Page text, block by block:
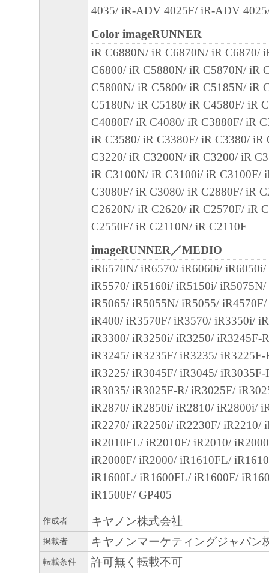
の可能性について知らされていた場合でも
(3) キヤノン、キヤノンのライセンサー、
社、キヤノンの関連会社、それらの販売代
店のいずれも、「本ソフトウェア」、また
ェア」の使用に起因または関連してお客様
に生じたいかなる紛争についても、一切責
のとします。
８．契約期間
(1) 本契約書は、お客様が、『同意』を示
クリックした時点、または「本ソフトウェ
ールした時点で発効し、下記(2)または(3)
まで有効に存続します。
(2) お客様は、「本ソフトウェア」および
ることができます。
(3) お客様が本契約書のいずれかの条項に
契約書は直ちに終了します。
(4) お客様は、上記(3)によって本契約書が
やかに、「本ソフトウェア」およびその複
廃棄または消去するものとします。
(5) 上記にかかわらず、本契約書第2条、第
で、第8条第4項および第10条の規定は、
も効力を有します。
９．U.S. GOVERNMENT RESTRICTED
“米国政府エンドユーザー”とは、米国政府
を意味します。もしお客様が米国政府エン
る場合、以下の規定が適用されます ： The
"commercial item," as that term is defined at
1995), consisting of "commercial computer
"commercial computer software
used in 48 C.F.R. 12.212 (Sept 1995).
12.212 and 48 C.F.R. 227.7202-1 through
1995), all U.S. Government End Users shall
4035/ iR-ADV 4025F/ iR-ADV
Color imageRUNNER
iR C6880N/ iR C6870N/ iR C6870/
C6800/ iR C5880N/ iR C5870N/ iR
C5800N/ iR C5800/ iR C5185N/ iR
C5180N/ iR C5180/ iR C4580F/ iR
C4080F/ iR C4080/ iR C3880F/ iR
iR C3580/ iR C3380F/ iR C3380/ iR
C3220/ iR C3200N/ iR C3200/ iR
iR C3100N/ iR C3100i/ iR C3100F/
C3080F/ iR C3080/ iR C2880F/ iR
C2620N/ iR C2620/ iR C2570F/ iR
C2550F/ iR C2110N/ iR C2110F
imageRUNNER／MEDIO
iR6570N/ iR6570/ iR6060i/
iR5570/ iR5160i/ iR5150i/
iR5065/ iR5055N/ iR5055/
iR400/ iR3570F/ iR3570/ iR3350i/
iR3300/ iR3250i/ iR3250/ iR3245F-
iR3245/ iR3235F/ iR3235/ iR3225F-
iR3225/ iR3045F/ iR3045/ iR3035F-
iR3035/ iR3025F-R/ iR3025F/
iR2870/ iR2850i/ iR2810/ iR2800i/
iR2270/ iR2250i/ iR2230F/ iR2210/
iR2010FL/ iR2010F/ iR2010/
iR2000F/ iR2000/ iR1610FL/
iR1600L/ iR1600FL/ iR1600F/
iR1500F/ GP405
作成者 キヤノン株式会社
掲載者 キヤノンマーケティングジャパン
転載条件 許可無く転載不可